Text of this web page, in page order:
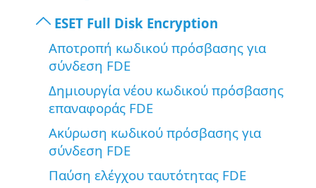
ESET Full Disk Encryption
Αποτροπή κωδικού πρόσβασης για
σύνδεση FDE
Δημιουργία νέου κωδικού πρόσβασης
επαναφοράς FDE
Ακύρωση κωδικού πρόσβασης για
σύνδεση FDE
Παύση ελέγχου ταυτότητας FDE